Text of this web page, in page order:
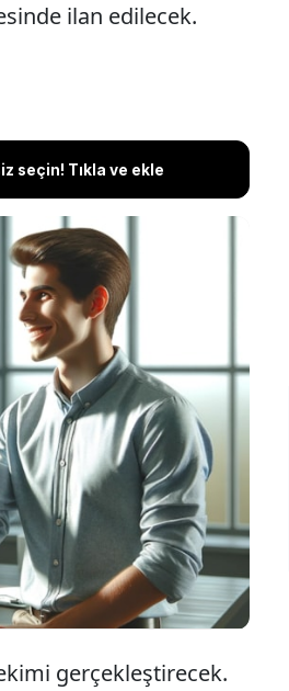
ilan edilecek.
seçin! Tıkla ve ekle
haftalarda açıklandı.
olan kura çekimi, 27 bin kişilik
ertelenmişti. Sağlık
ve 4 Nisan Perşembe
ilan edilecek.
gerçekleştirecek.